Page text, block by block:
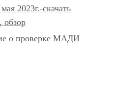
2023г.-скачать
обзор
о проверке МАДИ